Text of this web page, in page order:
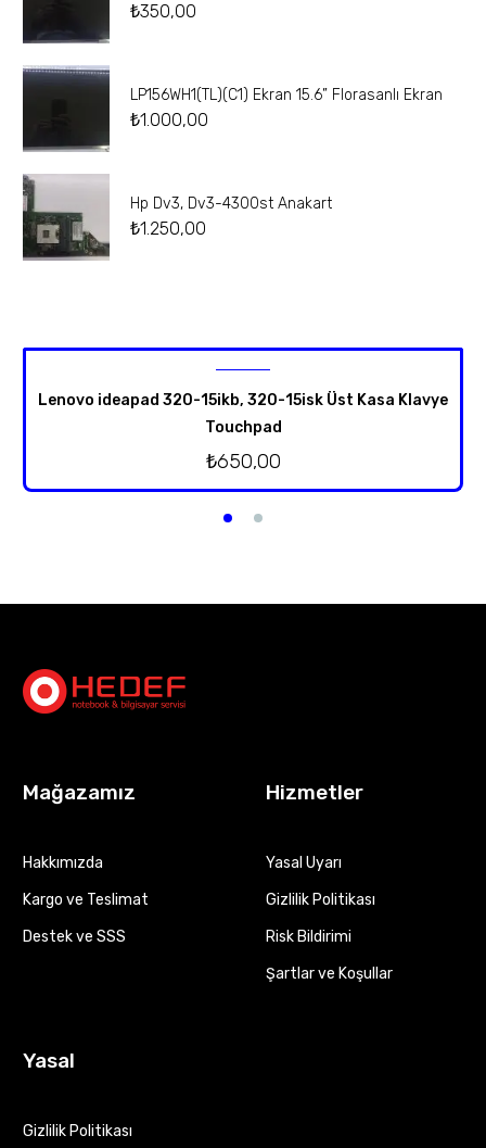
₺350,00
LP156WH1(TL)(C1) Ekran 15.6” Florasanlı Ekran
₺1.000,00
Hp Dv3, Dv3-4300st Anakart
₺1.250,00
Lenovo ideapad 320-15ikb, 320-15isk Üst Kasa Klavye
Touchpad
₺650,00
Mağazamız
Hakkımızda
Kargo ve Teslimat
Destek ve SSS
Hizmetler
Yasal Uyarı
Gizlilik Politikası
Risk Bildirimi
Şartlar ve Koşullar
Yasal
Gizlilik Politikası